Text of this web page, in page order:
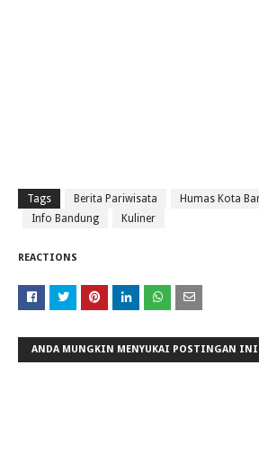
Tags Berita Pariwisata
Humas Kota
Info Bandung
Kuliner
REACTIONS
ANDA MUNGKIN MENYUKAI POSTINGAN INI